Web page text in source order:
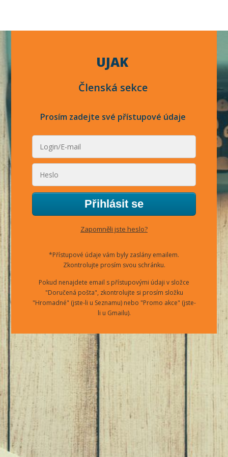
UJAK
Členská sekce
Prosím zadejte své přístupové údaje
Přihlásit se
Zapomněli jste heslo?
*Přístupové údaje vám byly zaslány emailem.
Zkontrolujte prosím svou schránku.
Pokud nenajdete email s přístupovými údaji v složce
"Doručená pošta", zkontrolujte si prosím složku
"Hromadné" (jste-li u Seznamu) nebo "Promo akce" (jste-
li u Gmailu).